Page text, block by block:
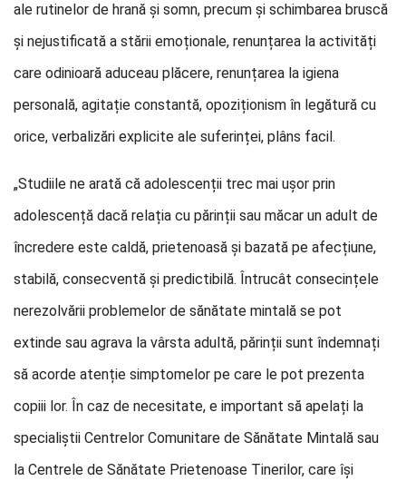
ale rutinelor de hrană și somn, precum și schimbarea bruscă
și nejustificată a stării emoționale, renunțarea la activități
care odinioară aduceau plăcere, renunțarea la igiena
personală, agitație constantă, opoziționism în legătură cu
orice, verbalizări explicite ale suferinței, plâns facil.
„Studiile ne arată că adolescenții trec mai ușor prin
adolescență dacă relația cu părinții sau măcar un adult de
încredere este caldă, prietenoasă și bazată pe afecțiune,
stabilă, consecventă și predictibilă. Întrucât consecințele
nerezolvării problemelor de sănătate mintală se pot
extinde sau agrava la vârsta adultă, părinții sunt îndemnați
să acorde atenție simptomelor pe care le pot prezenta
copiii lor. În caz de necesitate, e important să apelați la
specialiștii Centrelor Comunitare de Sănătate Mintală sau
la Centrele de Sănătate Prietenoase Tinerilor, care își